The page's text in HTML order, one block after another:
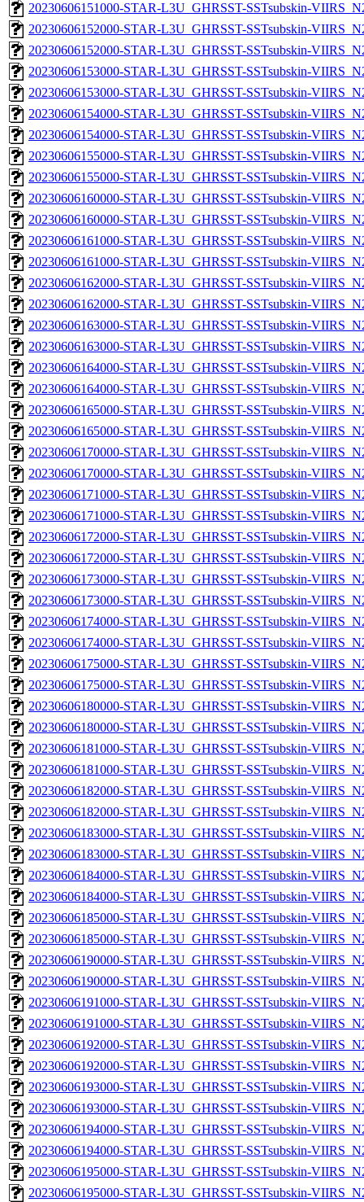
20230606151000-STAR-L3U_GHRSST-SSTsubskin-
20230606152000-STAR-L3U_GHRSST-SSTsubskin-
20230606152000-STAR-L3U_GHRSST-SSTsubskin-
20230606153000-STAR-L3U_GHRSST-SSTsubskin-
20230606153000-STAR-L3U_GHRSST-SSTsubskin-
20230606154000-STAR-L3U_GHRSST-SSTsubskin-
20230606154000-STAR-L3U_GHRSST-SSTsubskin-
20230606155000-STAR-L3U_GHRSST-SSTsubskin-
20230606155000-STAR-L3U_GHRSST-SSTsubskin-
20230606160000-STAR-L3U_GHRSST-SSTsubskin-
20230606160000-STAR-L3U_GHRSST-SSTsubskin-
20230606161000-STAR-L3U_GHRSST-SSTsubskin-
20230606161000-STAR-L3U_GHRSST-SSTsubskin-
20230606162000-STAR-L3U_GHRSST-SSTsubskin-
20230606162000-STAR-L3U_GHRSST-SSTsubskin-
20230606163000-STAR-L3U_GHRSST-SSTsubskin-
20230606163000-STAR-L3U_GHRSST-SSTsubskin-
20230606164000-STAR-L3U_GHRSST-SSTsubskin-
20230606164000-STAR-L3U_GHRSST-SSTsubskin-
20230606165000-STAR-L3U_GHRSST-SSTsubskin-
20230606165000-STAR-L3U_GHRSST-SSTsubskin-
20230606170000-STAR-L3U_GHRSST-SSTsubskin-
20230606170000-STAR-L3U_GHRSST-SSTsubskin-
20230606171000-STAR-L3U_GHRSST-SSTsubskin-
20230606171000-STAR-L3U_GHRSST-SSTsubskin-
20230606172000-STAR-L3U_GHRSST-SSTsubskin-
20230606172000-STAR-L3U_GHRSST-SSTsubskin-
20230606173000-STAR-L3U_GHRSST-SSTsubskin-
20230606173000-STAR-L3U_GHRSST-SSTsubskin-
20230606174000-STAR-L3U_GHRSST-SSTsubskin-
20230606174000-STAR-L3U_GHRSST-SSTsubskin-
20230606175000-STAR-L3U_GHRSST-SSTsubskin-
20230606175000-STAR-L3U_GHRSST-SSTsubskin-
20230606180000-STAR-L3U_GHRSST-SSTsubskin-
20230606180000-STAR-L3U_GHRSST-SSTsubskin-
20230606181000-STAR-L3U_GHRSST-SSTsubskin-
20230606181000-STAR-L3U_GHRSST-SSTsubskin-
20230606182000-STAR-L3U_GHRSST-SSTsubskin-
20230606182000-STAR-L3U_GHRSST-SSTsubskin-
20230606183000-STAR-L3U_GHRSST-SSTsubskin-
20230606183000-STAR-L3U_GHRSST-SSTsubskin-
20230606184000-STAR-L3U_GHRSST-SSTsubskin-
20230606184000-STAR-L3U_GHRSST-SSTsubskin-
20230606185000-STAR-L3U_GHRSST-SSTsubskin-
20230606185000-STAR-L3U_GHRSST-SSTsubskin-
20230606190000-STAR-L3U_GHRSST-SSTsubskin-
20230606190000-STAR-L3U_GHRSST-SSTsubskin-
20230606191000-STAR-L3U_GHRSST-SSTsubskin-
20230606191000-STAR-L3U_GHRSST-SSTsubskin-
20230606192000-STAR-L3U_GHRSST-SSTsubskin-
20230606192000-STAR-L3U_GHRSST-SSTsubskin-
20230606193000-STAR-L3U_GHRSST-SSTsubskin-
20230606193000-STAR-L3U_GHRSST-SSTsubskin-
20230606194000-STAR-L3U_GHRSST-SSTsubskin-
20230606194000-STAR-L3U_GHRSST-SSTsubskin-
20230606195000-STAR-L3U_GHRSST-SSTsubskin-
20230606195000-STAR-L3U_GHRSST-SSTsubskin-